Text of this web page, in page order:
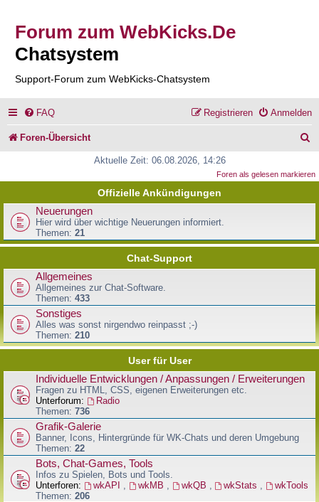
Forum zum WebKicks.De
Chatsystem
Support-Forum zum WebKicks-Chatsystem
FAQ Anmelden
Registrieren
Foren-Übersicht
c
Aktuelle Zeit: 06.08.2026, 14:26
Foren als gelesen markieren
Offizielle Ankündigungen
Neuerungen
Hier wird über wichtige Neuerungen informiert.
Themen: 21
Chat-Support
Allgemeines
Allgemeines zur Chat-Software.
Themen: 433
Sonstiges
Alles was sonst nirgendwo reinpasst ;-)
Themen: 210
User für User
Individuelle Entwicklungen / Anpassungen / Erweiterungen
Fragen zu HTML, CSS, eigenen Erweiterungen etc.
Unterforum:
Radio
Themen: 736
Grafik-Galerie
Banner, Icons, Hintergründe für WK-Chats und deren Umgebung
Themen: 22
Bots, Chat-Games, Tools
Infos zu Spielen, Bots und Tools.
Unterforen:
wkAPI , wkMB , wkQB , wkStats ,
wkTools
Themen: 206